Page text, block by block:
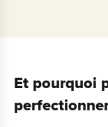
Et pourquoi